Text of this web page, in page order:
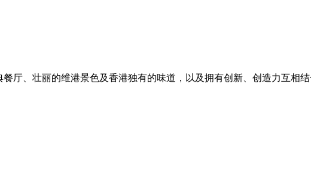
厅、壮丽的维港景色及香港独有的味道，以及拥有创新、创造力互相